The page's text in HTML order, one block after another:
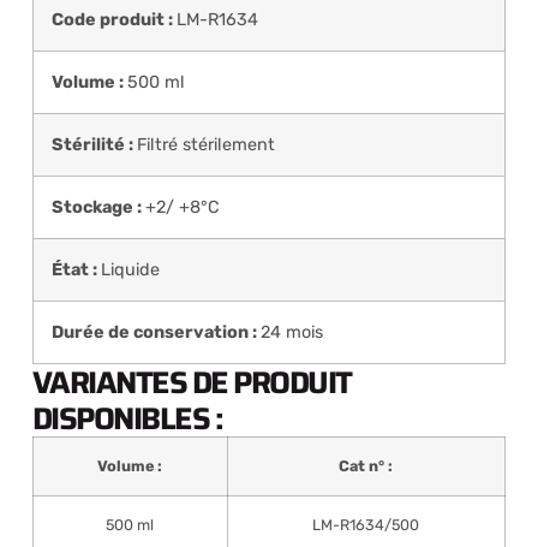
Code produit : LM-R1634
Volume :500 ml
Stérilité : Filtré stérilement
Stockage :+2/ +8°C
État : Liquide
Durée de conservation :24 mois
VARIANTES DE PRODUIT
DISPONIBLES :
Volume : Cat n° :
500 ml LM-R1634/500